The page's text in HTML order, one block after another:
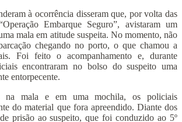
à ocorrência disseram que, por volta das
Embarque Seguro”, avistaram um
mala em atitude suspeita. No momento, não
chegando no porto, o que chamou a
Foi feito o acompanhamento e, durante
encontraram no bolso do suspeito uma
entorpecente.
na mala e em uma mochila, os policiais
do material que fora apreendido. Diante dos
prisão ao suspeito, que foi conduzido ao 5º